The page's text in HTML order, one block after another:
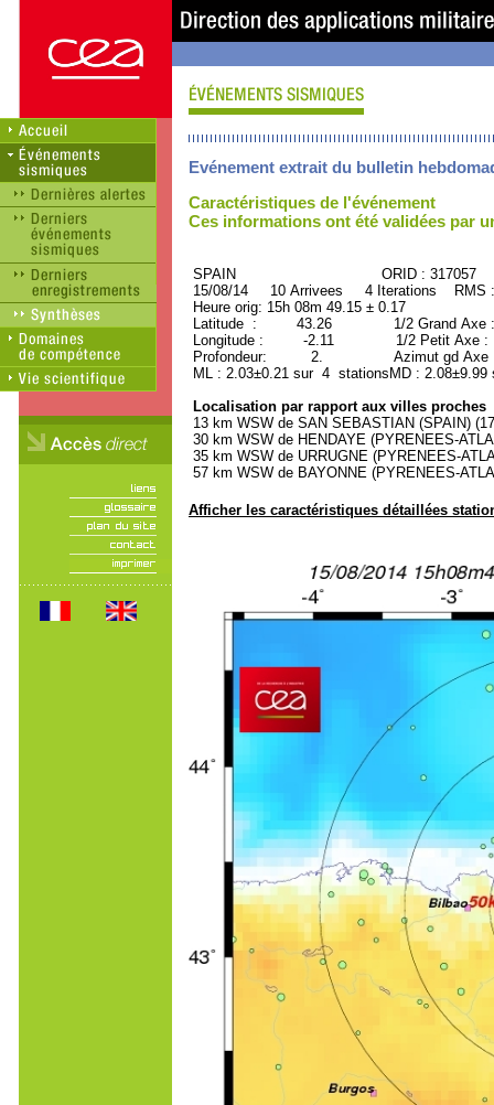
Evénement extrait du bulletin
Caractéristiques de l'événement
Ces informations ont été validées par
SPAIN ORID : 317057
15/08/14 10 Arrivees 4 Iterations RMS
Heure orig: 15h 08m 49.15 ± 0.17
Latitude : 43.26 1/2 Grand Axe
Longitude : -2.11 1/2 Petit Axe :
Profondeur: 2. Azimut gd Axe :
ML : 2.03±0.21 sur 4 stationsMD :
Localisation par rapport aux villes proches
13 km WSW de SAN SEBASTIAN (SPAIN)
30 km WSW de HENDAYE (PYRENEES-
35 km WSW de URRUGNE (PYRENEES-
57 km WSW de BAYONNE (PYRENEES-
Afficher les caractéristiques détaillées